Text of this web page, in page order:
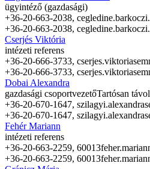
ügyintéző (gazdasági)
+36-20-663-2038,
+36-20-663-2038,
Cserjés Viktória
intézeti referens
+36-20-666-3733, cserjes.viktoria
+36-20-666-3733, cserjes.viktoria
Dobai Alexandra
gazdasági csoportvezetőTartósan távol
+36-20-670-1647, szilagyi.alexandra
+36-20-670-1647, szilagyi.alexandra
Fehér Mariann
intézeti referens
+36-20-663-2259, 60013
+36-20-663-2259, 60013